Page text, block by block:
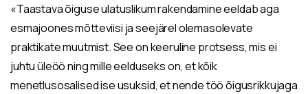
«Taastava õiguse ulatuslikum rakendamine eeldab aga
esmajoones mõtteviisi ja seejärel olemasolevate
praktikate muutmist. See on keeruline protsess, mis ei
juhtu üleöö ning mille eelduseks on, et kõik
menetlusosalised ise usuksid, et nende töö õigusrikkujaga